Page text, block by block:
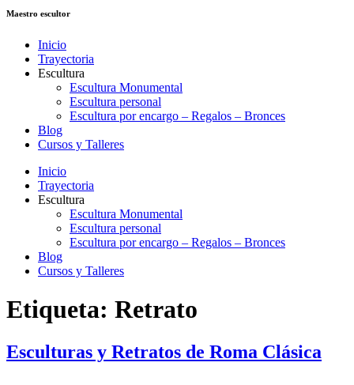
Maestro escultor
Inicio
Trayectoria
Escultura
Escultura Monumental
Escultura personal
Escultura por encargo – Regalos – Bronces
Blog
Cursos y Talleres
Inicio
Trayectoria
Escultura
Escultura Monumental
Escultura personal
Escultura por encargo – Regalos – Bronces
Blog
Cursos y Talleres
Etiqueta: Retrato
Esculturas y Retratos de Roma Clásica